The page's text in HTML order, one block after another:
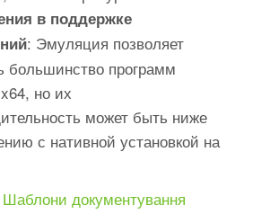
в поддержке
: Эмуляция позволяет
большинство программ
но их
может быть ниже
с нативной установкой на